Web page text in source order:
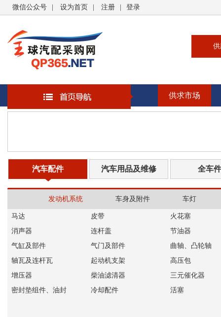
微信公众号 设为首页 注册 登录
供求市场
汽车配件 汽车用品及维修 全车件
发动机系统 车身及附件 车灯
马达 皮带
火花塞
消声器
连杆盖
节油器
气缸及部件
气门及部件
曲轴、凸轮轴
轴瓦及连杆瓦
起动机支架
高压包
增压器
柴油滤清器
三元催化器
密封垫组件、油封
冷却配件 活塞